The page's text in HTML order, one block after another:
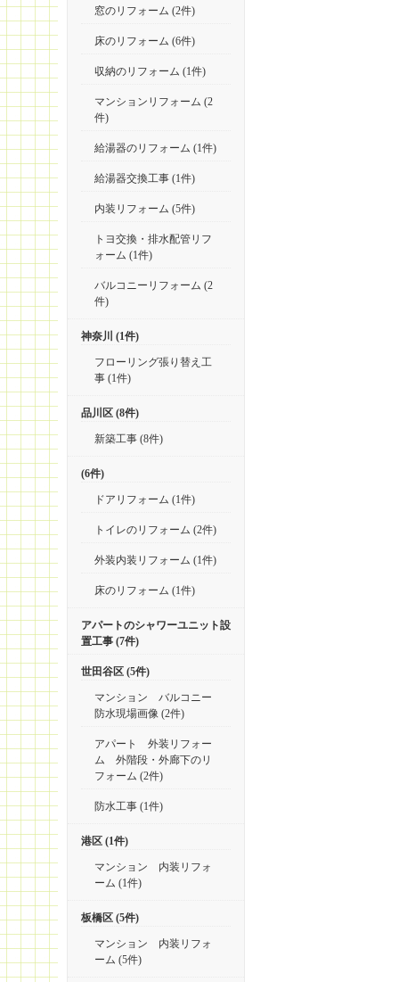
窓のリフォーム (2件)
床のリフォーム (6件)
収納のリフォーム (1件)
マンションリフォーム (2
件)
給湯器のリフォーム (1件)
給湯器交換工事 (1件)
内装リフォーム (5件)
トヨ交換・排水配管リフ
ォーム (1件)
バルコニーリフォーム (2
件)
神奈川 (1件)
フローリング張り替え工
事 (1件)
品川区 (8件)
新築工事 (8件)
(6件)
ドアリフォーム (1件)
トイレのリフォーム (2件)
外装内装リフォーム (1件)
床のリフォーム (1件)
アパートのシャワーユニット設
置工事 (7件)
世田谷区 (5件)
マンション バルコニー
防水現場画像 (2件)
アパート 外装リフォー
ム 外階段・外廊下のリ
フォーム (2件)
防水工事 (1件)
港区 (1件)
マンション 内装リフォ
ーム (1件)
板橋区 (5件)
マンション 内装リフォ
ーム (5件)